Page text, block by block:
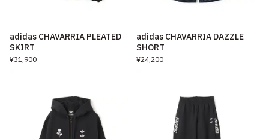
adidas CHAVARRIA PLEATED
SKIRT
¥31,900
adidas CHAVARRIA DAZZLE
SHORT
¥24,200